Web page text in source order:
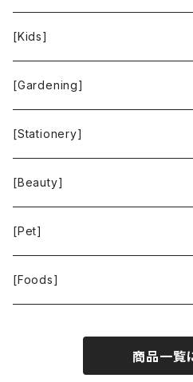
People Tree
Feliz
Green Time
SKY LIMIT
KUSKA
Bee Eco Wraps
CLOUDY
Francis+Dale
KAFFEEFORM
La Bontazza
THE TOKYO CORK
24BOTTLES
[Kids]
Mastro Geppetto
[Gardening]
gardens
If You Care
Root Pouch
URBAN GREEN MAKERS
[Stationery]
MOTHER FOREST
[Beauty]
STOP THE WATER WHILE
[Pet]
WOLFGANG MAN ＆ BEAST
[Foods]
商品一覧